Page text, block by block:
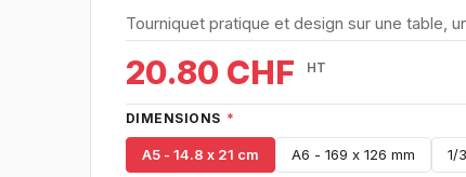
Tourniquet pratique et design sur une table,
20.80 CHF HT
DIMENSIONS *
A5 - 14.8 x 21 cm A6 - 169 x 126 mm 1/